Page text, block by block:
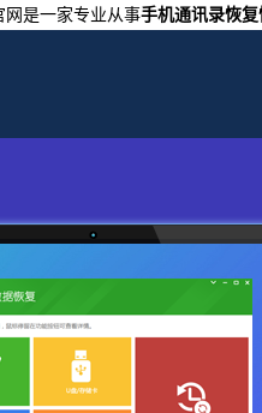
网是一家专业从事手机通讯录恢